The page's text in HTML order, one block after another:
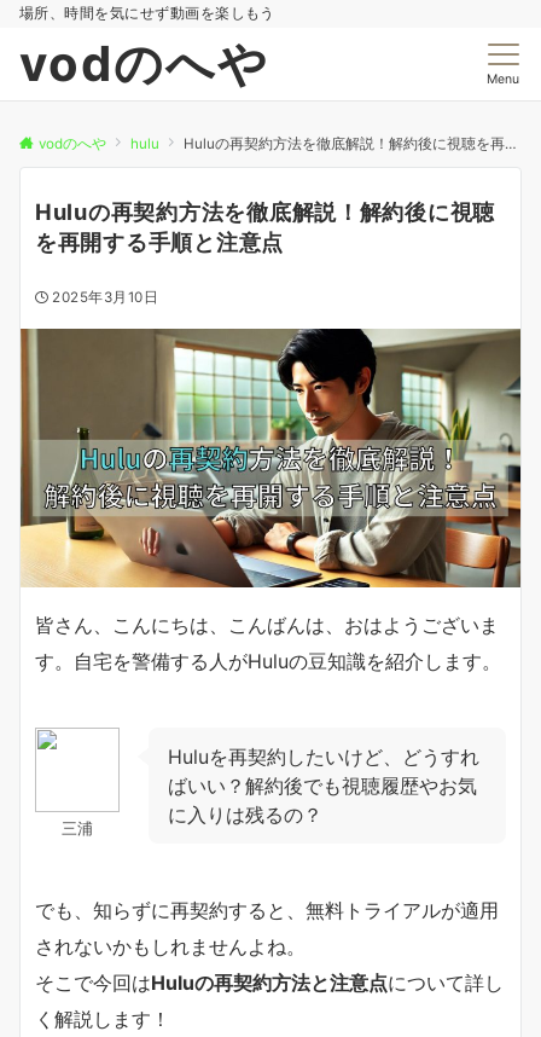
場所、時間を気にせず動画を楽しもう
vodのへや Menu
vodのへや hulu Huluの再契約方法を徹底解説！解約後に視聴を再開する手順と注意点
Huluの再契約方法を徹底解説！解約後に視聴
を再開する手順と注意点
2025年3月10日
皆さん、こんにちは、こんばんは、おはようございま
す。自宅を警備する人がHuluの豆知識を紹介します。
三浦
Huluを再契約したいけど、どうすれ
ばいい？解約後でも視聴履歴やお気
に入りは残るの？
でも、知らずに再契約すると、無料トライアルが適用
されないかもしれませんよね。
そこで今回はHuluの再契約方法と注意点について詳し
く解説します！